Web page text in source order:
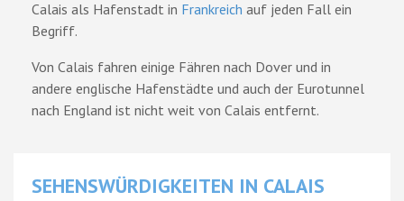
Calais als Hafenstadt in Frankreich auf jeden Fall ein
Begriff.
Von Calais fahren einige Fähren nach Dover und in
andere englische Hafenstädte und auch der Eurotunnel
nach England ist nicht weit von Calais entfernt.
SEHENSWÜRDIGKEITEN IN CALAIS